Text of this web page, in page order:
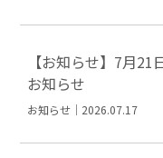
【お知らせ】7月
お知らせ
お知らせ｜2026.07.17